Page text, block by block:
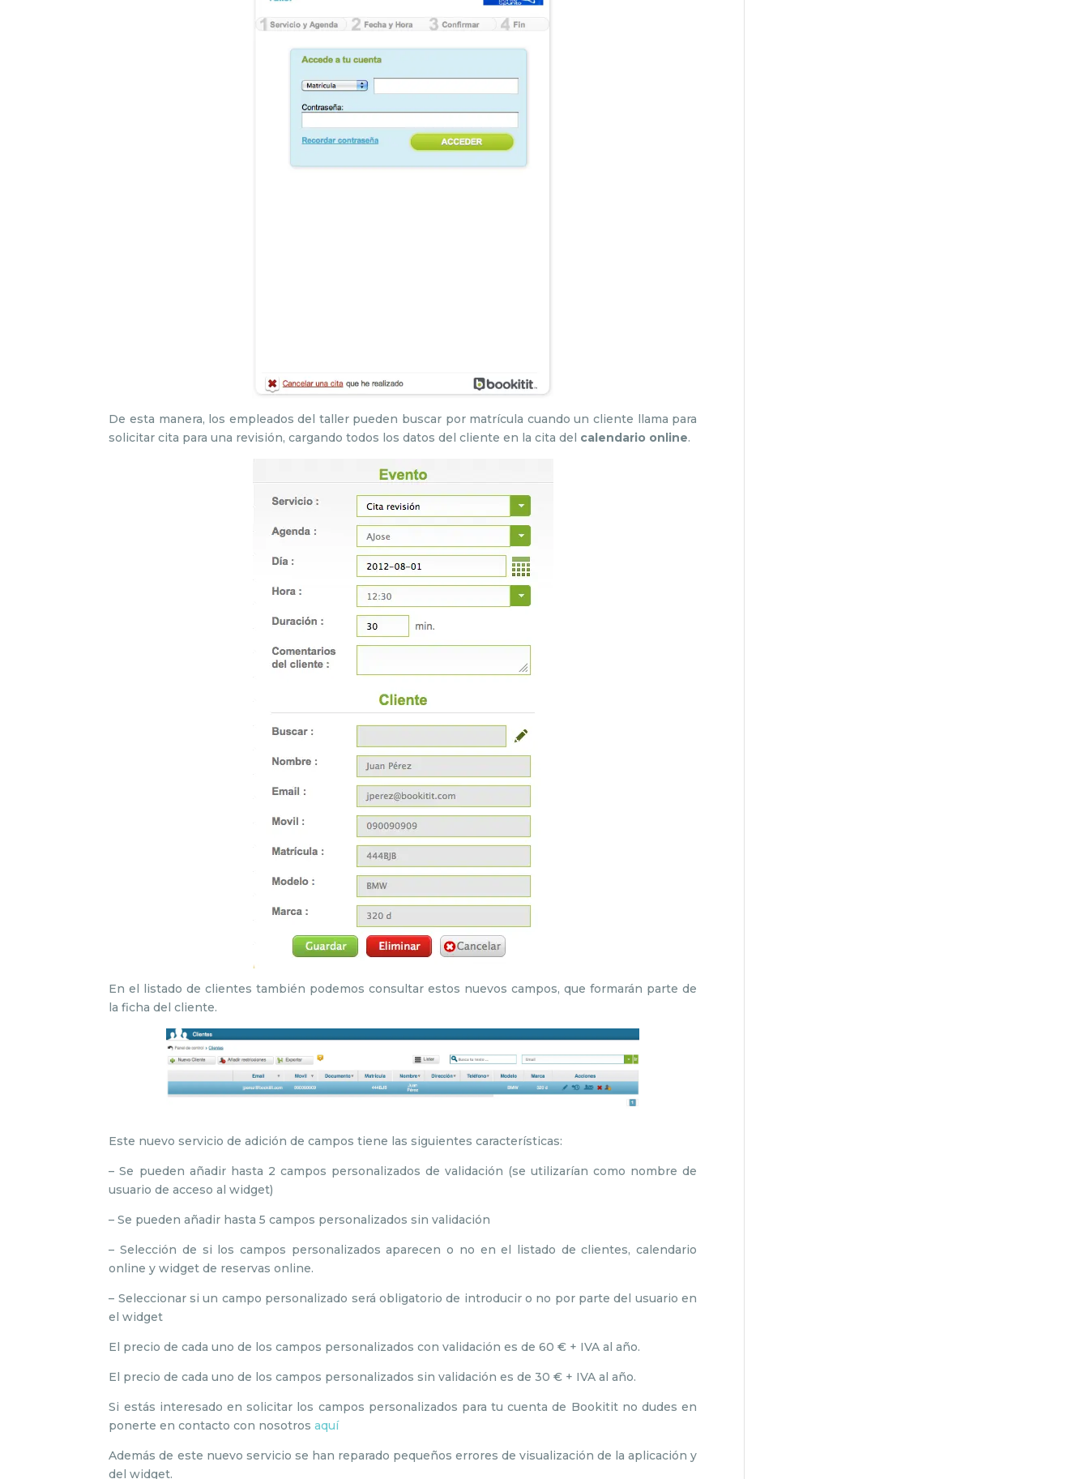
De esta manera, los empleados del taller pueden buscar por matrícula cuando un cliente llama para
solicitar cita para una revisión, cargando todos los datos del cliente en la cita del calendario online.
En el listado de clientes también podemos consultar estos nuevos campos, que formarán parte de
la ficha del cliente.
Este nuevo servicio de adición de campos tiene las siguientes características:
– Se pueden añadir hasta 2 campos personalizados de validación (se utilizarían como nombre de
usuario de acceso al widget)
– Se pueden añadir hasta 5 campos personalizados sin validación
– Selección de si los campos personalizados aparecen o no en el listado de clientes, calendario
online y widget de reservas online.
– Seleccionar si un campo personalizado será obligatorio de introducir o no por parte del usuario en
el widget
El precio de cada uno de los campos personalizados con validación es de 60 € + IVA al año.
El precio de cada uno de los campos personalizados sin validación es de 30 € + IVA al año.
Si estás interesado en solicitar los campos personalizados para tu cuenta de Bookitit no dudes en
ponerte en contacto con nosotrosaquí
Además de este nuevo servicio se han reparado pequeños errores de visualización de la aplicación y
del widget.